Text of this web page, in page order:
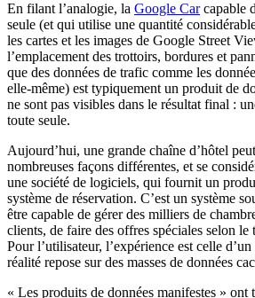
En filant l’analogie, la Google Carcapable
seule (et qui utilise une quantité
les cartes et les images de Google Street
l’emplacement des trottoirs, bordures et
que des données de trafic comme les
elle-même) est typiquement un produit de
ne sont pas visibles dans le résultat final :
toute seule.
Aujourd’hui, une grande chaîne d’hôtel
nombreuses façons différentes, et se
une société de logiciels, qui fournit un
système de réservation. C’est un système
être capable de gérer des milliers de
clients, de faire des offres spéciales selon le
Pour l’utilisateur, l’expérience est celle
réalité repose sur des masses de données
« Les produits de données manifestes » ont